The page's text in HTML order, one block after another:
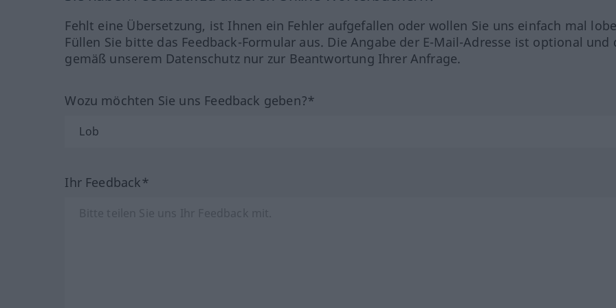
Fehlt eine Übersetzung, ist Ihnen ein Fehler aufgefallen oder wollen Sie uns einfach mal
Füllen Sie bitte das Feedback-Formular aus. Die Angabe der E-Mail-Adresse ist optional und
gemäß unserem Datenschutz nur zur Beantwortung Ihrer Anfrage.
Wozu möchten Sie uns Feedback geben?*
Ihr Feedback*